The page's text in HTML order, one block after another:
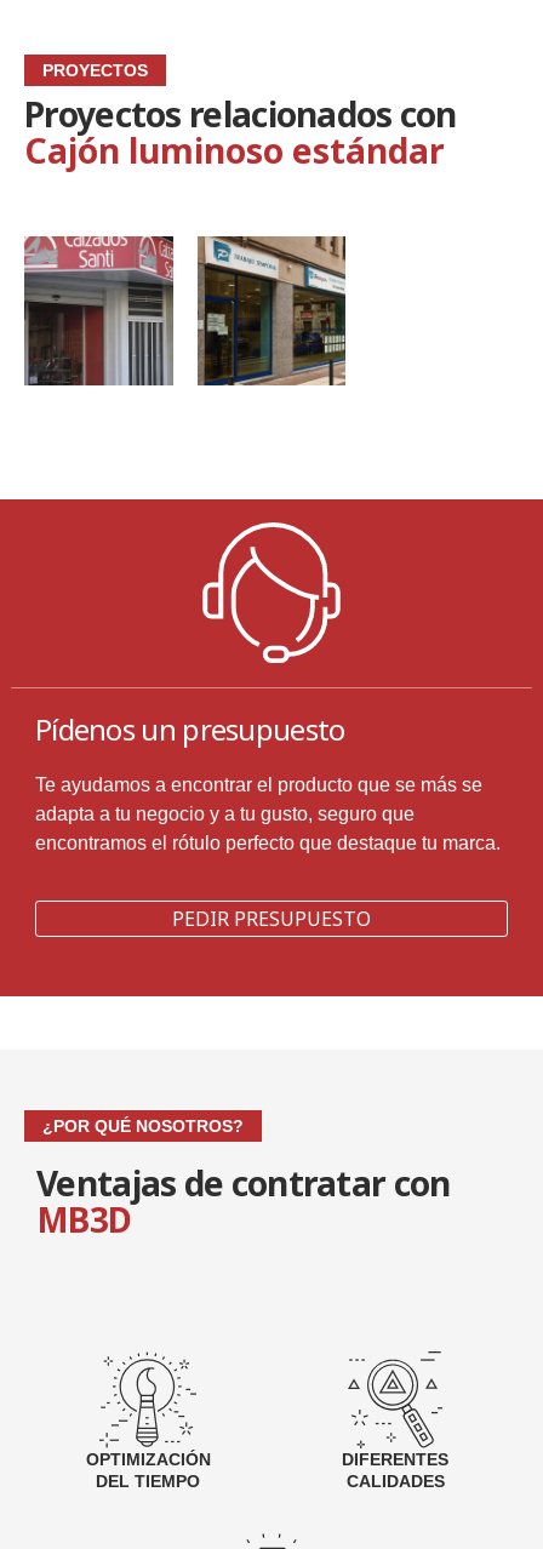
PROYECTOS
Proyectos relacionados con
Cajón luminoso estándar
Pídenos un presupuesto
Te ayudamos a encontrar el producto que se más se
adapta a tu negocio y a tu gusto, seguro que
encontramos el rótulo perfecto que destaque tu marca.
PEDIR PRESUPUESTO
¿POR QUÉ NOSOTROS?
Ventajas de contratar con
MB3D
OPTIMIZACIÓN
DEL TIEMPO
DIFERENTES
CALIDADES